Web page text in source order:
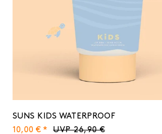
SUNS KIDS WATERPROOF
UVP 26,90 €
10,00 € *